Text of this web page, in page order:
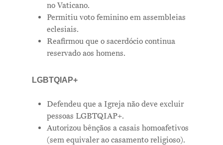
no Vaticano.
Permitiu voto feminino em assembleias
eclesiais.
Reafirmou que o sacerdócio continua
reservado aos homens.
LGBTQIAP+
Defendeu que a Igreja não deve excluir
pessoas LGBTQIAP+.
Autorizou bênçãos a casais homoafetivos
(sem equivaler ao casamento religioso).